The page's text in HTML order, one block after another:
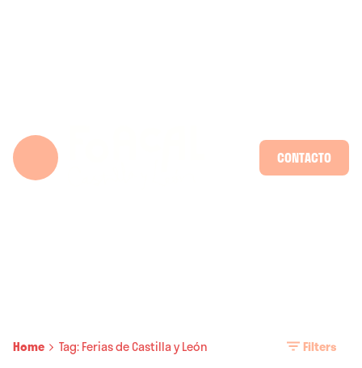
CONTACTO
Home Tag: Ferias de Castilla y León Filters